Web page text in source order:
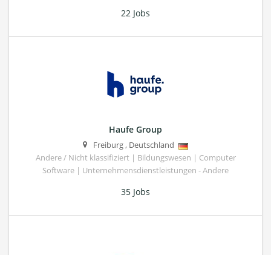
22 Jobs
Haufe Group
Freiburg, Deutschland
Andere / Nicht klassifiziert | Bildungswesen | Computer
Software | Unternehmensdienstleistungen - Andere
35 Jobs